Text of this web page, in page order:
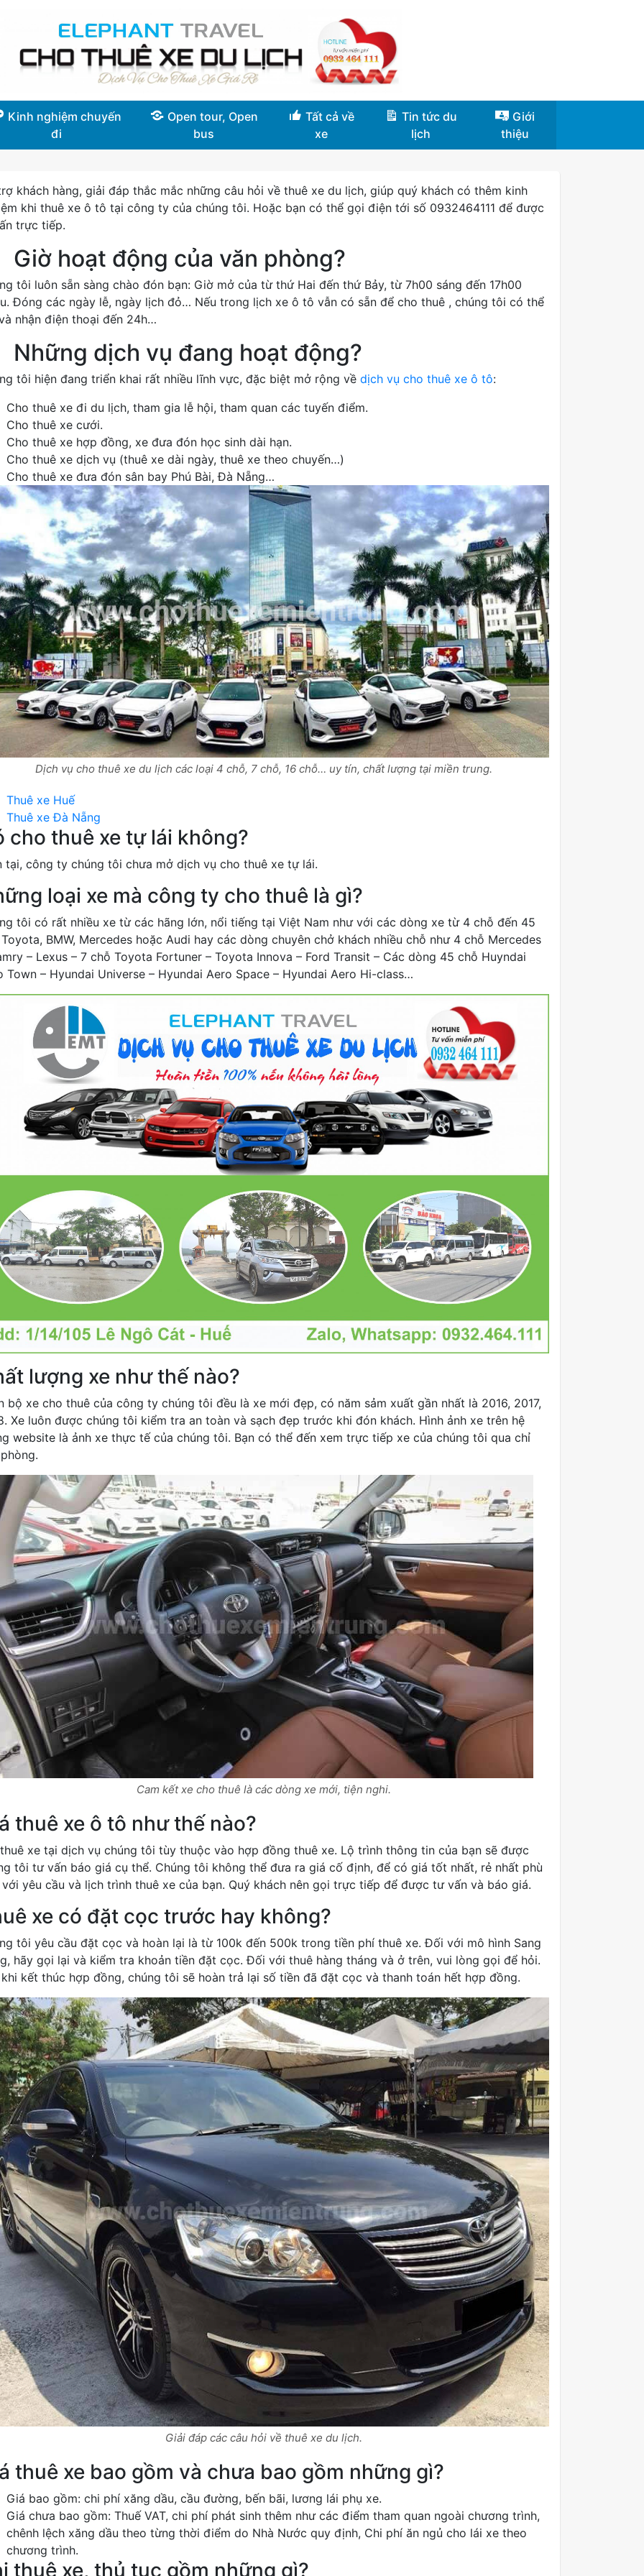
Kinh nghiệm chuyến
đi
Open tour, Open
bus
Tất cả về
xe
Tin tức du
lịch
Giới
thiệu
khách hàng, giải đáp thắc mắc những câu hỏi về thuê xe du lịch, giúp quý khách có thêm kinh
khi thuê xe ô tô tại công ty của chúng tôi. Hoặc bạn có thể gọi điện tới số 0932464111 để được
trực tiếp.
Giờ hoạt động của văn phòng?
tôi luôn sẵn sàng chào đón bạn: Giờ mở của từ thứ Hai đến thứ Bảy, từ 7h00 sáng đến 17h00
Đóng các ngày lễ, ngày lịch đỏ… Nếu trong lịch xe ô tô vẫn có sẵn để cho thuê , chúng tôi có thể
nhận điện thoại đến 24h…
Những dịch vụ đang hoạt động?
tôi hiện đang triển khai rất nhiều lĩnh vực, đặc biệt mở rộng về dịch vụ cho thuê xe ô tô:
Cho thuê xe đi du lịch, tham gia lễ hội, tham quan các tuyến điểm.
Cho thuê xe cưới.
Cho thuê xe hợp đồng, xe đưa đón học sinh dài hạn.
Cho thuê xe dịch vụ (thuê xe dài ngày, thuê xe theo chuyến…)
Cho thuê xe đưa đón sân bay Phú Bài, Đà Nẵng…
Dịch vụ cho thuê xe du lịch các loại 4 chỗ, 7 chỗ, 16 chỗ… uy tín, chất lượng tại miền trung.
Thuê xe Huế
Thuê xe Đà Nẵng
cho thuê xe tự lái không?
tại, công ty chúng tôi chưa mở dịch vụ cho thuê xe tự lái.
loại xe mà công ty cho thuê là gì?
tôi có rất nhiều xe từ các hãng lớn, nổi tiếng tại Việt Nam như với các dòng xe từ 4 chỗ đến 45
BMW, Mercedes hoặc Audi hay các dòng chuyên chở khách nhiều chỗ như 4 chỗ Mercedes
– Lexus – 7 chỗ Toyota Fortuner – Toyota Innova – Ford Transit – Các dòng 45 chỗ Huyndai
Town – Hyundai Universe – Hyundai Aero Space – Hyundai Aero Hi-class…
lượng xe như thế nào?
bộ xe cho thuê của công ty chúng tôi đều là xe mới đẹp, có năm sảm xuất gần nhất là 2016, 2017,
Xe luôn được chúng tôi kiểm tra an toàn và sạch đẹp trước khi đón khách. Hình ảnh xe trên hệ
website là ảnh xe thực tế của chúng tôi. Bạn có thể đến xem trực tiếp xe của chúng tôi qua chỉ
Cam kết xe cho thuê là các dòng xe mới, tiện nghi.
thuê xe ô tô như thế nào?
xe tại dịch vụ chúng tôi tùy thuộc vào hợp đồng thuê xe. Lộ trình thông tin của bạn sẽ được
tôi tư vấn báo giá cụ thể. Chúng tôi không thể đưa ra giá cố định, để có giá tốt nhất, rẻ nhất phù
yêu cầu và lịch trình thuê xe của bạn. Quý khách nên gọi trực tiếp để được tư vấn và báo giá.
xe có đặt cọc trước hay không?
tôi yêu cầu đặt cọc và hoàn lại là từ 100k đến 500k trong tiền phí thuê xe. Đối với mô hình Sang
hãy gọi lại và kiểm tra khoản tiền đặt cọc. Đối với thuê hàng tháng và ở trên, vui lòng gọi để hỏi.
khi kết thúc hợp đồng, chúng tôi sẽ hoàn trả lại số tiền đã đặt cọc và thanh toán hết hợp đồng.
Giải đáp các câu hỏi về thuê xe du lịch.
thuê xe bao gồm và chưa bao gồm những gì?
Giá bao gồm: chi phí xăng dầu, cầu đường, bến bãi, lương lái phụ xe.
Giá chưa bao gồm: Thuế VAT, chi phí phát sinh thêm như các điểm tham quan ngoài chương trình,
chênh lệch xăng dầu theo từng thời điểm do Nhà Nước quy định, Chi phí ăn ngủ cho lái xe theo
chương trình.
thuê xe, thủ tục gồm những gì?